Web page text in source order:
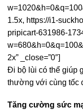
1.5x, https://i1-
pripicart-631986-
2x” _close=”0″]
Đi bộ lùi có thể giúp
thường với cùng tốc
Tăng cường sức